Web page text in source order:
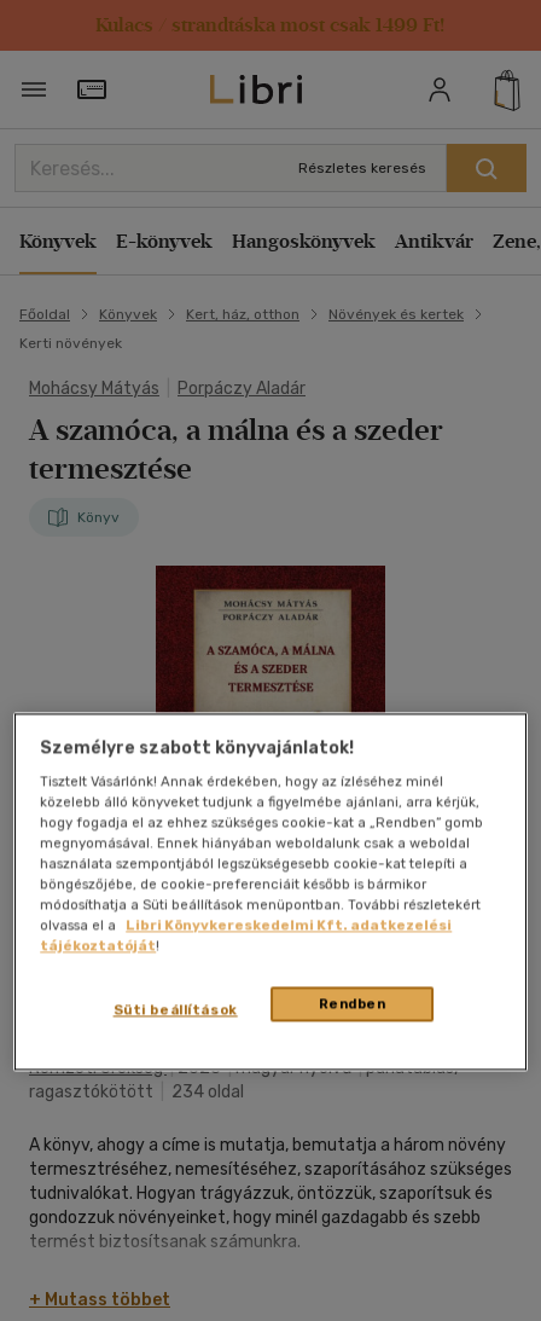
Kulacs / strandtáska most csak 1499 Ft!
Törzsvásárlói Kártya adatai
Részletes keresés
Könyvek E-könyvek Hangoskönyvek Antikvár
Főoldal Könyvek Kert, ház, otthon
Növények és kertek
Kerti növények
Mohácsy Mátyás Porpáczy Aladár
A szamóca, a málna és a szeder
termesztése
Könyv
Nemzeti Örökség|2025|magyar nyelvű|puhatáblás,
ragasztókötött
234 oldal
A könyv, ahogy a címe is mutatja, bemutatja a három növény
termesztréséhez, nemesítéséhez, szaporításához szükséges
tudnivalókat. Hogyan trágyázzuk, öntözzük, szaporítsuk és
gondozzuk növényeinket, hogy minél gazdagabb és szebb
termést biztosítsanak számunkra.
A könyv az eredeti kiadás reprint változata.
+ Mutass többet
Személyre szabott könyvajánlatok!
Tisztelt Vásárlónk! Annak érdekében, hogy az ízléséhez minél
közelebb álló könyveket tudjunk a figyelmébe ajánlani, arra kérjük,
hogy fogadja el az ehhez szükséges cookie-kat a „Rendben” gomb
megnyomásával. Ennek hiányában weboldalunk csak a weboldal
használata szempontjából legszükségesebb cookie-kat telepíti a
böngészőjébe, de cookie-preferenciáit később is bármikor
módosíthatja a Süti beállítások menüpontban. További részletekért
olvassa el a
Libri Könyvkereskedelmi Kft. adatkezelési
tájékoztatóját!
Rendben
Süti beállítások